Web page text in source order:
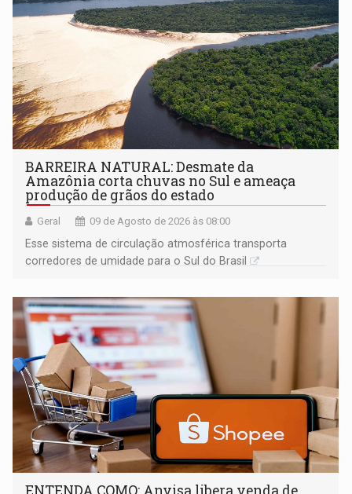
BARREIRA NATURAL: Desmate da
Amazônia corta chuvas no Sul e ameaça
produção de grãos do estado
Geral 09 de Agosto de 2026 às 08:00
Esse sistema de circulação atmosférica transporta
corredores de umidade para o Sul do Brasil